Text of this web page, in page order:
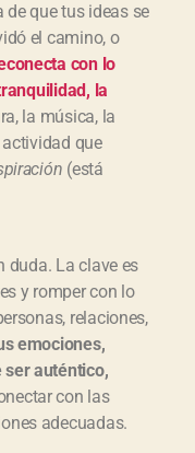
de que tus ideas se
el camino, o
con lo
la
la música, la
que
(está
duda. La clave es
y romper con lo
relaciones,
emociones,
ser auténtico,
con las
adecuadas.